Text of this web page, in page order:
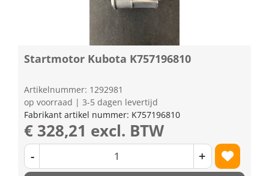
Startmotor Kubota K757196810
Artikelnummer: 1292981
op voorraad | 3-5 dagen levertijd
Fabrikant artikel nummer: K757196810
€ 328,21 excl. BTW
- +